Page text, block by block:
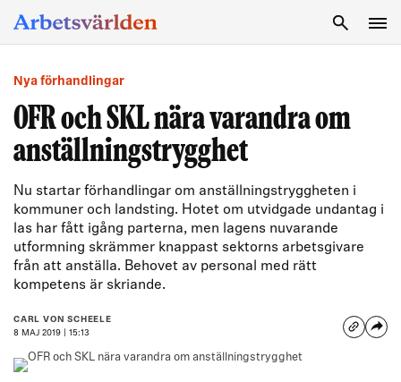
Nya förhandlingar
OFR och SKL nära varandra om
anställningstrygghet
Nu startar förhandlingar om anställningstryggheten i
kommuner och landsting. Hotet om utvidgade undantag i
las har fått igång parterna, men lagens nuvarande
utformning skrämmer knappast sektorns arbetsgivare
från att anställa. Behovet av personal med rätt
kompetens är skriande.
CARL VON SCHEELE
8 MAJ 2019 | 15:13